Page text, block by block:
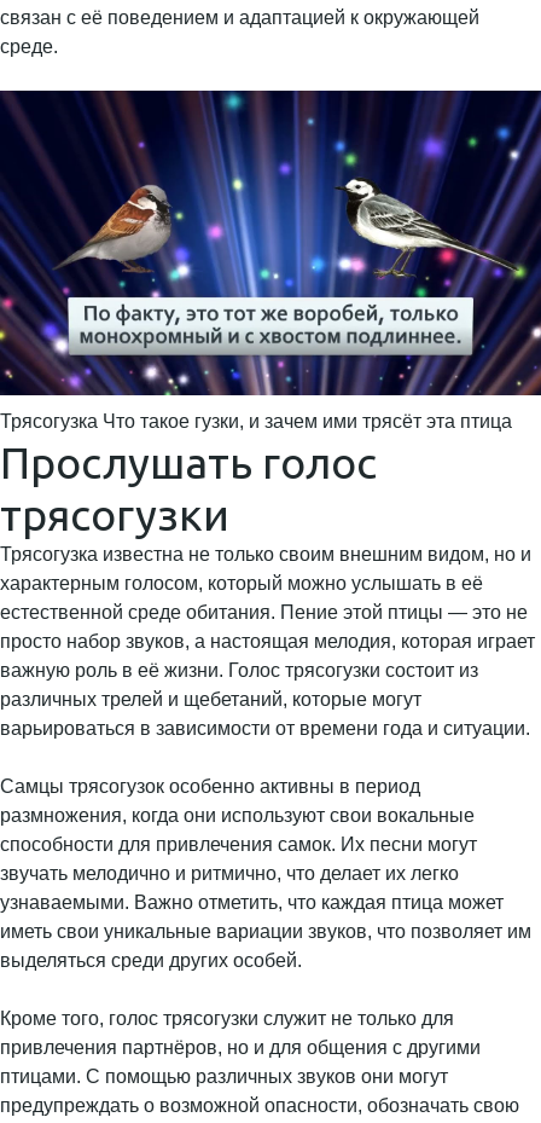
связан с её поведением и адаптацией к окружающей
среде.
Трясогузка Что такое гузки, и зачем ими трясёт эта птица
Прослушать голос
трясогузки
Трясогузка известна не только своим внешним видом, но и
характерным голосом, который можно услышать в её
естественной среде обитания. Пение этой птицы — это не
просто набор звуков, а настоящая мелодия, которая играет
важную роль в её жизни. Голос трясогузки состоит из
различных трелей и щебетаний, которые могут
варьироваться в зависимости от времени года и ситуации.
Самцы трясогузок особенно активны в период
размножения, когда они используют свои вокальные
способности для привлечения самок. Их песни могут
звучать мелодично и ритмично, что делает их легко
узнаваемыми. Важно отметить, что каждая птица может
иметь свои уникальные вариации звуков, что позволяет им
выделяться среди других особей.
Кроме того, голос трясогузки служит не только для
привлечения партнёров, но и для общения с другими
птицами. С помощью различных звуков они могут
предупреждать о возможной опасности, обозначать свою